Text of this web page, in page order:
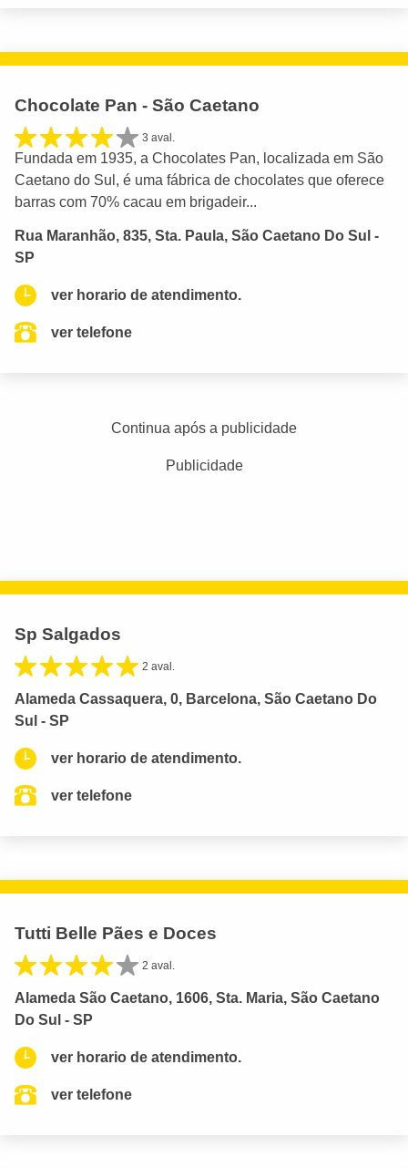
Chocolate Pan - São Caetano
3 aval.
Fundada em 1935, a Chocolates Pan, localizada em São
Caetano do Sul, é uma fábrica de chocolates que oferece
barras com 70% cacau em brigadeir...
Rua Maranhão, 835, Sta. Paula, São Caetano Do Sul -
SP
ver horario de atendimento.
ver telefone
Continua após a publicidade
Publicidade
Sp Salgados
2 aval.
Alameda Cassaquera, 0, Barcelona, São Caetano Do
Sul - SP
ver horario de atendimento.
ver telefone
Tutti Belle Pães e Doces
2 aval.
Alameda São Caetano, 1606, Sta. Maria, São Caetano
Do Sul - SP
ver horario de atendimento.
ver telefone